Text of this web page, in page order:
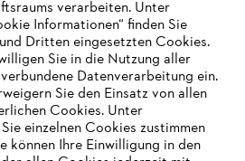
verarbeiten. Unter
Informationen“ finden Sie
Dritten eingesetzten Cookies.
Sie in die Nutzung aller
Datenverarbeitung ein.
Sie den Einsatz von allen
Cookies. Unter
einzelnen Cookies zustimmen
können Ihre Einwilligung in den